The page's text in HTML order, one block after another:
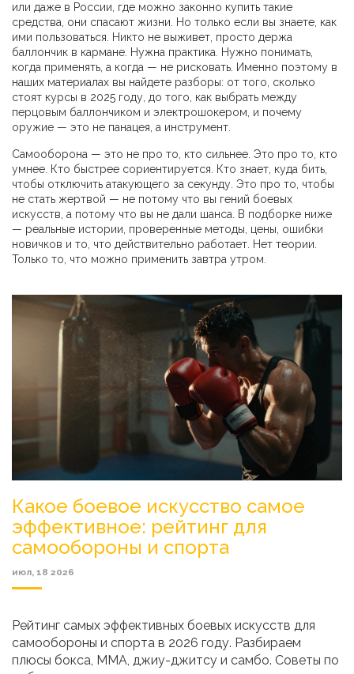
или даже в России, где можно законно купить такие
средства, они спасают жизни. Но только если вы знаете, как
ими пользоваться. Никто не выживет, просто держа
баллончик в кармане. Нужна практика. Нужно понимать,
когда применять, а когда — не рисковать. Именно поэтому в
наших материалах вы найдете разборы: от того, сколько
стоят курсы в 2025 году, до того, как выбрать между
перцовым баллончиком и электрошокером, и почему
оружие — это не панацея, а инструмент.
Самооборона — это не про то, кто сильнее. Это про то, кто
умнее. Кто быстрее сориентируется. Кто знает, куда бить,
чтобы отключить атакующего за секунду. Это про то, чтобы
не стать жертвой — не потому что вы гений боевых
искусств, а потому что вы не дали шанса. В подборке ниже
— реальные истории, проверенные методы, цены, ошибки
новичков и то, что действительно работает. Нет теории.
Только то, что можно применить завтра утром.
Какое боевое искусство самое
эффективное: рейтинг для
самообороны и спорта
июл, 18 2026
Рейтинг самых эффективных боевых искусств для
самообороны и спорта в 2026 году. Разбираем
плюсы бокса, MМА, джиу-джитсу и самбо. Советы по